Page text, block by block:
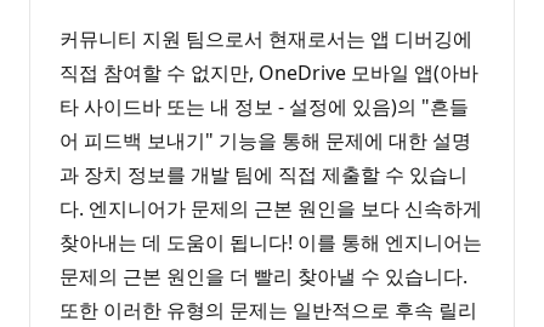
커뮤니티 지원 팀으로서 현재로서는 앱 디버깅에
직접 참여할 수 없지만, OneDrive 모바일 앱(아바
타 사이드바 또는 내 정보 - 설정에 있음)의 "흔들
어 피드백 보내기" 기능을 통해 문제에 대한 설명
과 장치 정보를 개발 팀에 직접 제출할 수 있습니
다. 엔지니어가 문제의 근본 원인을 보다 신속하게
찾아내는 데 도움이 됩니다! 이를 통해 엔지니어는
문제의 근본 원인을 더 빨리 찾아낼 수 있습니다.
또한 이러한 유형의 문제는 일반적으로 후속 릴리